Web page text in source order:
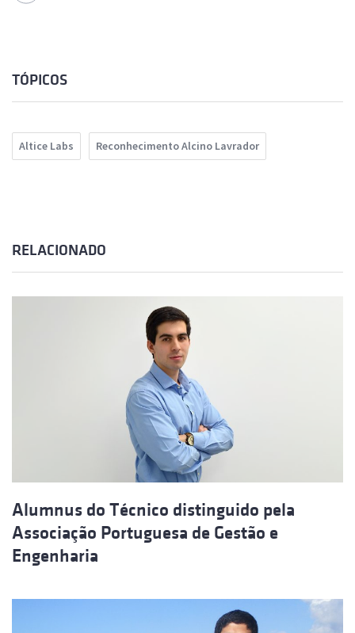
TÓPICOS
Altice Labs Reconhecimento Alcino Lavrador
RELACIONADO
Alumnus do Técnico distinguido pela
Associação Portuguesa de Gestão e
Engenharia